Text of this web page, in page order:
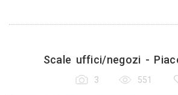
Scale uffici/negozi -
3 551